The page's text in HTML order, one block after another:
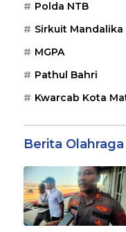
Polda NTB
Sirkuit Mandalika
MGPA
Pathul Bahri
Kwarcab Kota
Berita Olahraga